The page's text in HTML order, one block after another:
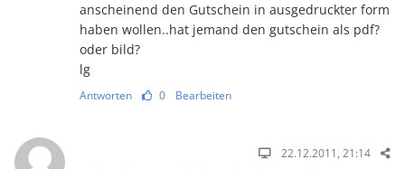
anscheinend den Gutschein in ausgedruckter form
haben wollen..hat jemand den gutschein als pdf?
oder bild?
lg
Antworten 0 Bearbeiten
22.12.2011, 21:14